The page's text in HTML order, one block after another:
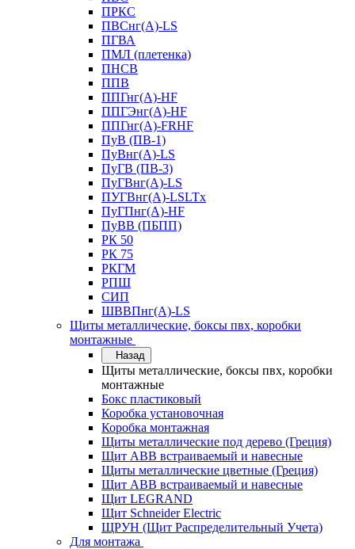
ПРКС
ПВСнг(А)-LS
ПГВА
ПМЛ (плетенка)
ПНСВ
ППВ
ППГнг(А)-HF
ППГЭнг(А)-HF
ППГнг(А)-FRHF
ПуВ (ПВ-1)
ПуВнг(А)-LS
ПуГВ (ПВ-3)
ПуГВнг(А)-LS
ПУГВнг(А)-LSLTx
ПуГПнг(А)-HF
ПуВВ (ПБПП)
РК 50
РК 75
РКГМ
РПШ
СИП
ШВВПнг(А)-LS
Щиты металлические, боксы пвх, коробки
монтажные
Назад
Щиты металлические, боксы пвх, коробки
монтажные
Бокс пластиковый
Коробка установочная
Коробка монтажная
Щиты металлические под дерево (Греция)
Щит ABB встраиваемый и навесные
Щиты металлические цветные (Греция)
Щит ABB встраиваемый и навесные
Щит LEGRAND
Щит Schneider Electric
ЩРУН (Щит Распределительный Учета)
Для монтажа